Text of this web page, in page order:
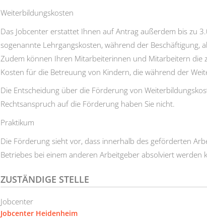
Weiterbildungskosten
Das Jobcenter erstattet Ihnen auf Antrag außerdem bis zu
sogenannte Lehrgangskosten, während der Beschäftigung,
Zudem können Ihren Mitarbeiterinnen und Mitarbeitern die
Kosten für die Betreuung von Kindern, die während der
Die Entscheidung über die Förderung von
Rechtsanspruch auf die Förderung haben Sie nicht.
Praktikum
Die Förderung sieht vor, dass innerhalb des geförderten
Betriebes bei einem anderen Arbeitgeber absolviert werden
ZUSTÄNDIGE STELLE
Jobcenter
Jobcenter Heidenheim